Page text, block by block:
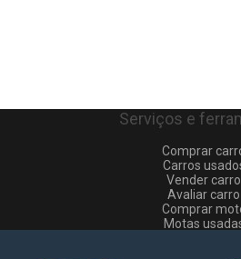
Serviços e
Comprar
Carros
Vender carro
Avaliar carro
Comprar
Motas